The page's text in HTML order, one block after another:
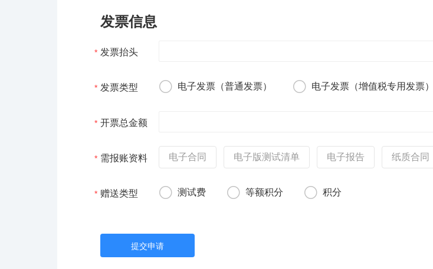
发票信息
* 发票抬头
* 发票类型 电子发票（普通发票） 电子发票（增值税专用发票）
* 开票总金额
* 需报账资料 电子合同 电子版测试清单 电子报告 纸质合同
* 赠送类型 测试费 等额积分 积分
提交申请